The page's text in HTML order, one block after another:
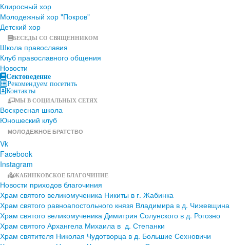
Клиросный хор
Молодежный хор "Покров"
Детский хор
БЕСЕДЫ СО СВЯЩЕННИКОМ
Школа православия
Клуб православного общения
Новости
Сектоведение
Рекомендуем посетить
Контакты
МЫ В СОЦИАЛЬНЫХ СЕТЯХ
Воскресная школа
Юношеский клуб
МОЛОДЕЖНОЕ БРАТСТВО
Vk
Facebook
Instagram
ЖАБИНКОВСКОЕ БЛАГОЧИНИЕ
Новости приходов благочиния
Храм святого великомученика Никиты в г. Жабинка
Храм святого равноапостольного князя Владимира в д. Чижевщина
Храм святого великомученика Димитрия Солунского в д. Рогозно
Храм святого Архангела Михаила в д. Степанки
Храм святителя Николая Чудотворца в д. Большие Сехновичи